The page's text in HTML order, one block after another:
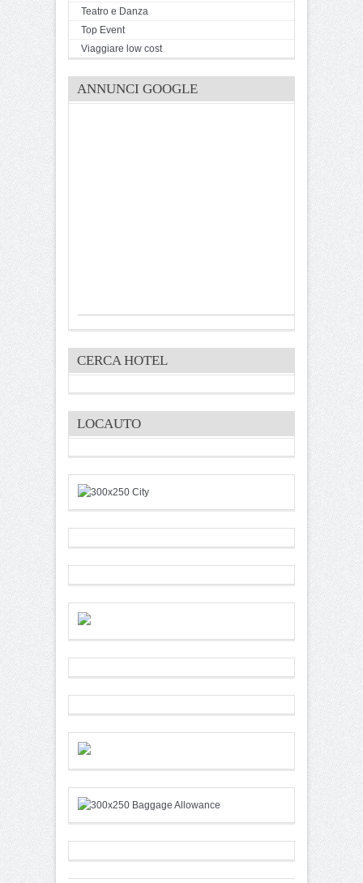
Teatro e Danza
Top Event
Viaggiare low cost
ANNUNCI GOOGLE
CERCA HOTEL
LOCAUTO